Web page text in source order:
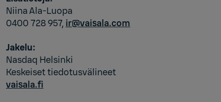
Niina Ala-Luopa
0400 728 957, ir@vaisala.com
Jakelu:
Nasdaq Helsinki
Keskeiset tiedotusvälineet
vaisala.fi